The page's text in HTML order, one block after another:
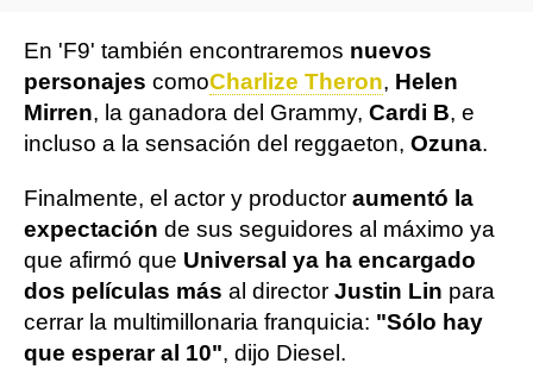
En 'F9' también encontraremos nuevos
personajes comoCharlize Theron, Helen
Mirren, la ganadora del Grammy, Cardi B, e
incluso a la sensación del reggaeton, Ozuna.
Finalmente, el actor y productor aumentó la
expectación de sus seguidores al máximo ya
que afirmó que Universal ya ha encargado
dos películas más al director Justin Lin para
cerrar la multimillonaria franquicia: "Sólo hay
que esperar al 10", dijo Diesel.